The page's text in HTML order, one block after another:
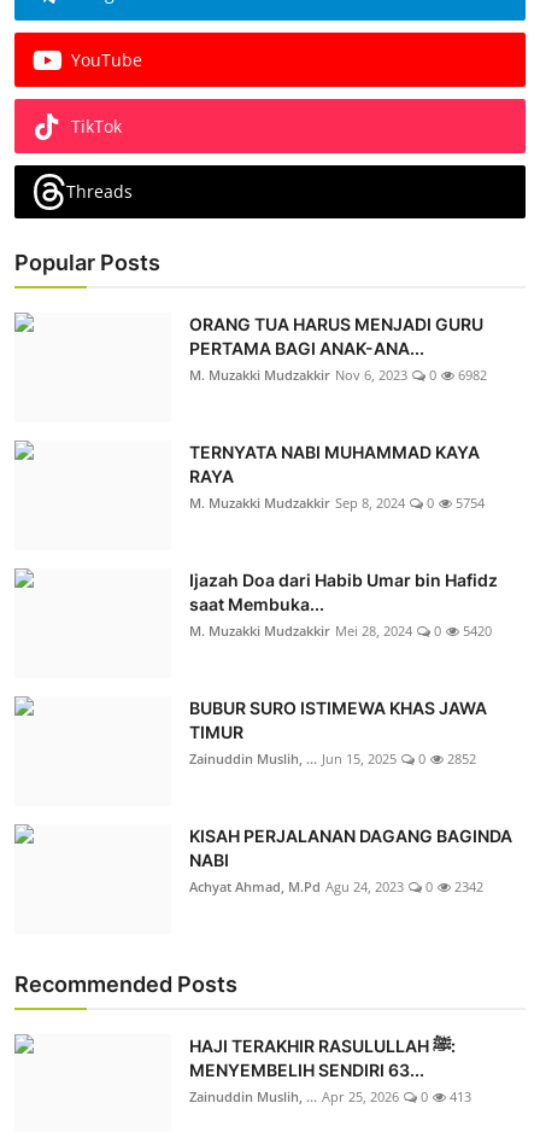
YouTube
TikTok
Threads
Popular Posts
ORANG TUA HARUS MENJADI GURU
PERTAMA BAGI ANAK-ANA...
M. Muzakki Mudzakkir Nov 6, 2023 0 6982
TERNYATA NABI MUHAMMAD KAYA
RAYA
M. Muzakki Mudzakkir Sep 8, 2024 0 5754
Ijazah Doa dari Habib Umar bin Hafidz
saat Membuka...
M. Muzakki Mudzakkir Mei 28, 2024 0 5420
BUBUR SURO ISTIMEWA KHAS JAWA
TIMUR
Zainuddin Muslih, ... Jun 15, 2025 0 2852
KISAH PERJALANAN DAGANG BAGINDA
NABI
Achyat Ahmad, M.Pd Agu 24, 2023 0 2342
Recommended Posts
HAJI TERAKHIR RASULULLAH ﷺ:
MENYEMBELIH SENDIRI 63...
Zainuddin Muslih, ... Apr 25, 2026 0 413